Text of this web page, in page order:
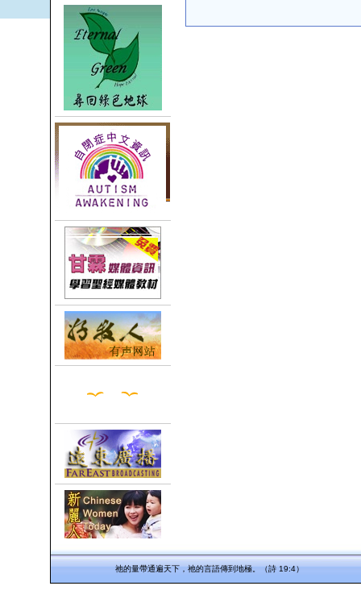
祂的量帶通遍天下，祂的言語傳到地極。（詩 19:4）